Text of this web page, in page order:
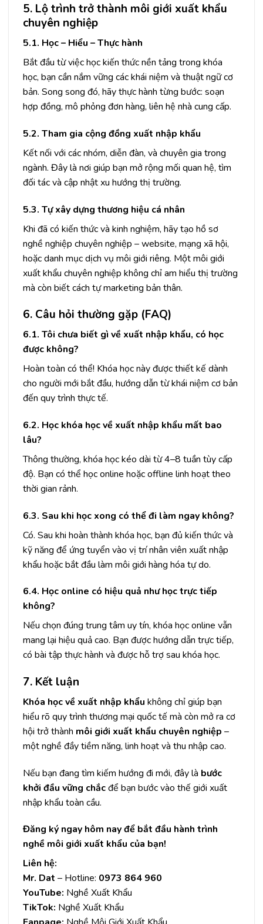
5. Lộ trình trở thành môi giới xuất khẩu
chuyên nghiệp
5.1. Học – Hiểu – Thực hành
Bắt đầu từ việc học kiến thức nền tảng trong khóa
học, bạn cần nắm vững các khái niệm và thuật ngữ cơ
bản. Song song đó, hãy thực hành từng bước: soạn
hợp đồng, mô phỏng đơn hàng, liên hệ nhà cung cấp.
5.2. Tham gia cộng đồng xuất nhập khẩu
Kết nối với các nhóm, diễn đàn, và chuyên gia trong
ngành. Đây là nơi giúp bạn mở rộng mối quan hệ, tìm
đối tác và cập nhật xu hướng thị trường.
5.3. Tự xây dựng thương hiệu cá nhân
Khi đã có kiến thức và kinh nghiệm, hãy tạo hồ sơ
nghề nghiệp chuyên nghiệp – website, mạng xã hội,
hoặc danh mục dịch vụ môi giới riêng. Một môi giới
xuất khẩu chuyên nghiệp không chỉ am hiểu thị trường
mà còn biết cách tự marketing bản thân.
6. Câu hỏi thường gặp (FAQ)
6.1. Tôi chưa biết gì về xuất nhập khẩu, có học
được không?
Hoàn toàn có thể! Khóa học này được thiết kế dành
cho người mới bắt đầu, hướng dẫn từ khái niệm cơ bản
đến quy trình thực tế.
6.2. Học khóa học về xuất nhập khẩu mất bao
lâu?
Thông thường, khóa học kéo dài từ 4–8 tuần tùy cấp
độ. Bạn có thể học online hoặc offline linh hoạt theo
thời gian rảnh.
6.3. Sau khi học xong có thể đi làm ngay không?
Có. Sau khi hoàn thành khóa học, bạn đủ kiến thức và
kỹ năng để ứng tuyển vào vị trí nhân viên xuất nhập
khẩu hoặc bắt đầu làm môi giới hàng hóa tự do.
6.4. Học online có hiệu quả như học trực tiếp
không?
Nếu chọn đúng trung tâm uy tín, khóa học online vẫn
mang lại hiệu quả cao. Bạn được hướng dẫn trực tiếp,
có bài tập thực hành và được hỗ trợ sau khóa học.
7. Kết luận
Khóa học về xuất nhập khẩu không chỉ giúp bạn
hiểu rõ quy trình thương mại quốc tế mà còn mở ra cơ
hội trở thành môi giới xuất khẩu chuyên nghiệp –
một nghề đầy tiềm năng, linh hoạt và thu nhập cao.
Nếu bạn đang tìm kiếm hướng đi mới, đây là bước
khởi đầu vững chắcđể bạn bước vào thế giới xuất
nhập khẩu toàn cầu.
Đăng ký ngay hôm nay để bắt đầu hành trình
nghề môi giới xuất khẩu của bạn!
Liên hệ:
Mr. Dat – Hotline: 0973 864 960
YouTube: Nghề Xuất Khẩu
TikTok: Nghề Xuất Khẩu